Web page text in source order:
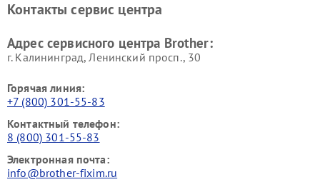
Контакты сервис центра
Адрес сервисного центра Brother:
г. Калининград, Ленинский просп., 30
Горячая линия:
+7 (800) 301-55-83
Контактный телефон:
8 (800) 301-55-83
Электронная почта:
info@brother-fixim.ru